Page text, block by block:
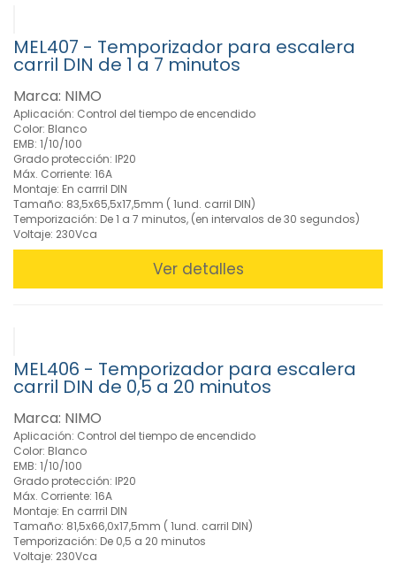
»
Conectores
Eléctricos
(330)
»
Informática
(161)
»
Material
Eléctrico
(167)
Redes
de
Cable
»
Telefonía
(37)
» TV
(269)
»
Video
(137)
MEL407 - Temporizador para escalera
carril DIN de 1 a 7 minutos
Marca: NIMO
Aplicación: Control del tiempo de encendido
Color: Blanco
EMB: 1/10/100
Grado protección: IP20
Máx. Corriente: 16A
Montaje: En carrril DIN
Tamaño: 83,5x65,5x17,5mm ( 1und. carril DIN)
Temporización: De 1 a 7 minutos, (en intervalos de 30 segundos)
Voltaje: 230Vca
Ver detalles
MEL406 - Temporizador para escalera
carril DIN de 0,5 a 20 minutos
Marca: NIMO
Aplicación: Control del tiempo de encendido
Color: Blanco
EMB: 1/10/100
Grado protección: IP20
Máx. Corriente: 16A
Montaje: En carrril DIN
Tamaño: 81,5x66,0x17,5mm ( 1und. carril DIN)
Temporización: De 0,5 a 20 minutos
Voltaje: 230Vca